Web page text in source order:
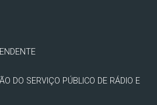
DO SERVIÇO PÚBLICO DE RÁDIO E